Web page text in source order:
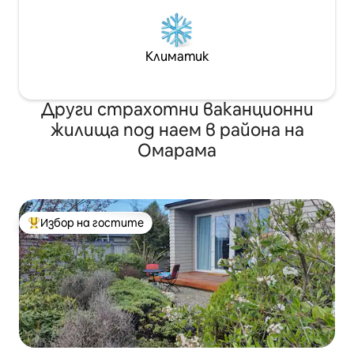
Климатик
Други страхотни ваканционни
жилища под наем в района на
Омарама
Най-популярен избор на гостите
Избор на гостите